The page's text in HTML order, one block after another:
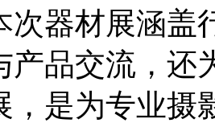
次器材展涵盖
产品交流，还
，是为专业摄